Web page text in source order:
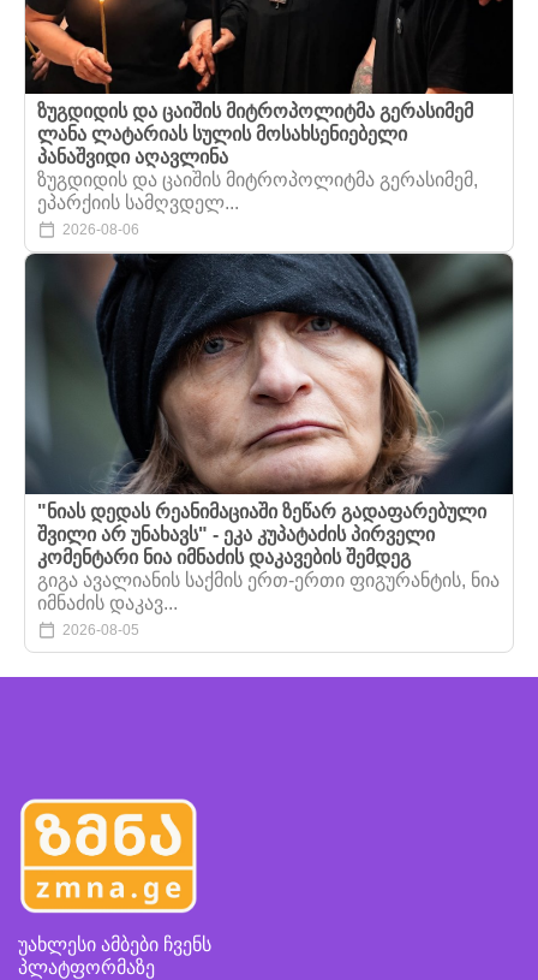
ზუგდიდის და ცაიშის მიტროპოლიტმა გერასიმემ
ლანა ლატარიას სულის მოსახსენიებელი
პანაშვიდი აღავლინა
ზუგდიდის და ცაიშის მიტროპოლიტმა გერასიმემ,
ეპარქიის სამღვდელ...
2026-08-06
"ნიას დედას რეანიმაციაში ზეწარ გადაფარებული
შვილი არ უნახავს" - ეკა კუპატაძის პირველი
კომენტარი ნია იმნაძის დაკავების შემდეგ
გიგა ავალიანის საქმის ერთ-ერთი ფიგურანტის, ნია
იმნაძის დაკავ...
2026-08-05
უახლესი ამბები ჩვენს
პლატფორმაზე